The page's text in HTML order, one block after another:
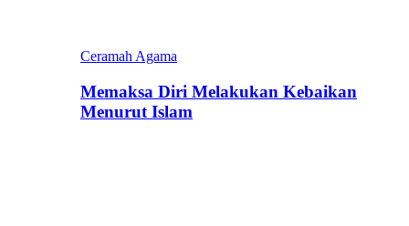
Ceramah Agama
Memaksa Diri Melakukan Kebaikan
Menurut Islam